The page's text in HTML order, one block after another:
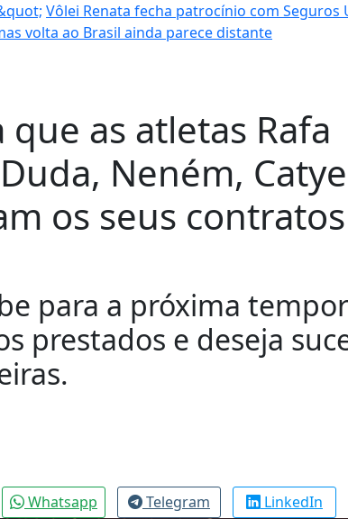
Vôlei Renata fecha patrocínio com
volta ao Brasil ainda parece distante
as atletas Rafa
Neném,
os seus contratos
para a próxima
prestados e deseja
Whatsapp Telegram LinkedIn